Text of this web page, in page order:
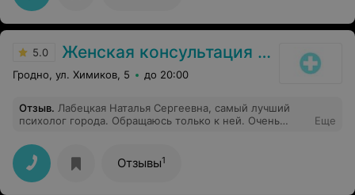
5.0 Женская консультация №7
Гродно, ул. Химиков, 5 до 20:00
Отзыв. Лабецкая Наталья Сергеевна, самый лучший
психолог города. Обращаюсь только к ней. Очень
дела. Я смогла открыться, несмотря на то, что мне
было сложно это сделать. Она создала атмосферу
доверия с первой минут. Спасибо за
профессиональную помощь.
Еще
Отзывы1